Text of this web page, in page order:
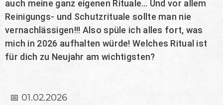
auch meine ganz eigenen Rituale… Und vor allem
Reinigungs- und Schutzrituale sollte man nie
vernachlässigen!!! Also spüle ich alles fort, was
mich in 2026 aufhalten würde! Welches Ritual ist
für dich zu Neujahr am wichtigsten?
📅 01.02.2026